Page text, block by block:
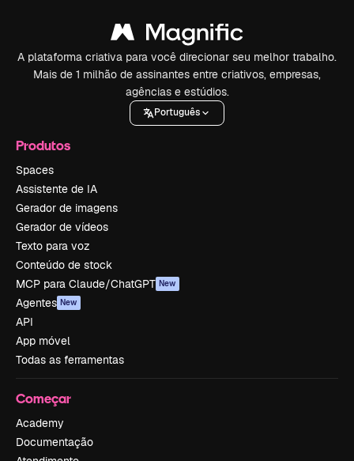
A plataforma criativa para você direcionar seu melhor trabalho.
Mais de 1 milhão de assinantes entre criativos, empresas,
agências e estúdios.
Português
Produtos
Spaces
Assistente de IA
Gerador de imagens
Gerador de vídeos
Texto para voz
Conteúdo de stock
MCP para Claude/ChatGPT New
Agentes New
API
App móvel
Todas as ferramentas
Começar
Academy
Documentação